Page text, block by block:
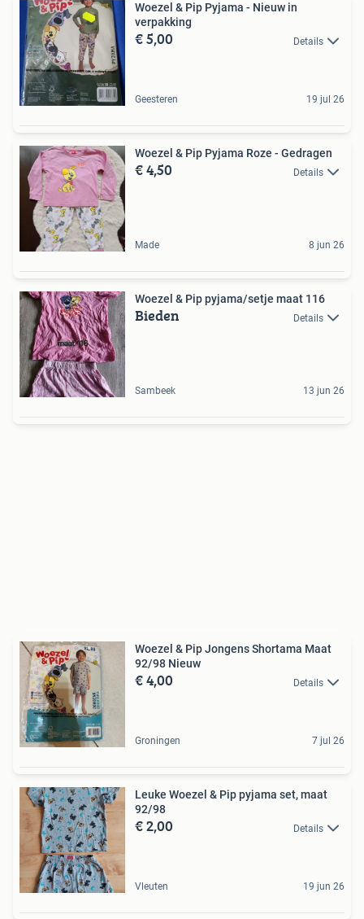
Woezel & Pip Pyjama - Nieuw in
verpakking
€ 5,00 Details
Geesteren 19 jul 26
Woezel & Pip Pyjama Roze - Gedragen
€ 4,50 Details
Made 8 jun 26
Woezel & Pip pyjama/setje maat 116
Bieden Details
Sambeek 13 jun 26
Woezel & Pip Jongens Shortama Maat
92/98 Nieuw
€ 4,00 Details
Groningen 7 jul 26
Leuke Woezel & Pip pyjama set, maat
92/98
€ 2,00 Details
Vleuten 19 jun 26